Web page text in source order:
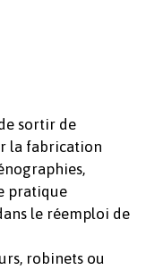
sortir de
la fabrication
pratique
le réemploi de
robinets ou